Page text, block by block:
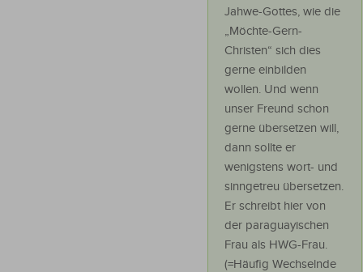
Jahwe-Gottes, wie die
„Möchte-Gern-
Christen“ sich dies
gerne einbilden
wollen. Und wenn
unser Freund schon
gerne übersetzen will,
dann sollte er
wenigstens wort- und
sinngetreu übersetzen.
Er schreibt hier von
der paraguayischen
Frau als HWG-Frau.
(=Häufig Wechselnde